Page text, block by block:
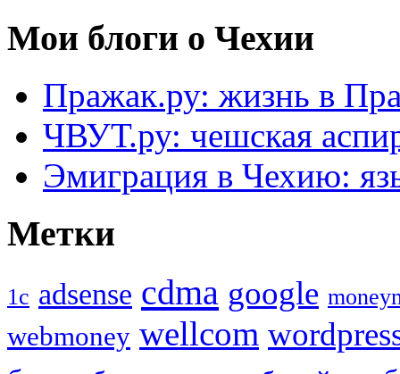
Мои блоги о Чехии
Пражак.ру: жизнь в
ЧВУТ.ру: чешская
Эмиграция в Чехию:
Метки
1с adsense cdma google
webmoney wellcom